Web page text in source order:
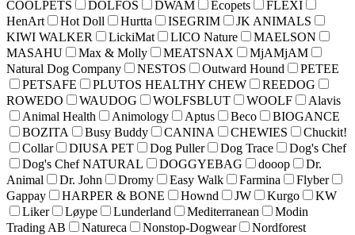
COOLPETS
DOLFOS DWAM Ecopets
FLEXI
HenArt
Hot Doll Hurtta ISEGRIM
JK ANIMALS
KIWI WALKER
LickiMat LICO Nature
MAELSON
MASAHU
Max & Molly MEATSNAX
MjAMjAM
Natural Dog Company
NESTOS Outward Hound
PETEE
PETSAFE
PLUTOS HEALTHY CHEW
REEDOG
ROWEDO
WAUDOG WOLFSBLUT WOOLF
Alavis
Animal Health
Animology Aptus Beco
BIOGANCE
BOZITA
Busy Buddy CANINA CHEWIES
Chuckit!
Collar
DIUSA PET Dog Puller Dog Trace
Dog's Chef
Dog's Chef NATURAL
DOGGYEBAG dooop
Dr.
Animal
Dr. John Dromy Easy Walk Farmina
Flyber
Gappay
HARPER & BONE Hownd JW Kurgo
KW
Liker
Løype Lunderland Mediterranean
Modin
Trading AB
Natureca Nonstop-Dogwear
Nordforest